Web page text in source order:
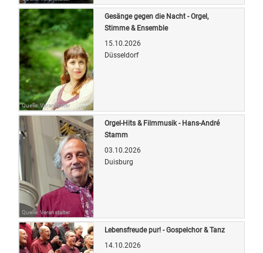
Quelle: Veranstalter
Gesänge gegen die Nacht - Orgel,
Stimme & Ensemble
15.10.2026
Düsseldorf
Quelle: Veranstalter
Orgel-Hits & Filmmusik - Hans-André
Stamm
03.10.2026
Duisburg
Lebensfreude pur! - Gospelchor & Tanz
14.10.2026